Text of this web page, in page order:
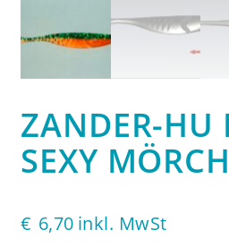
ZANDER-HU
SEXY
€ 6,70 inkl. MwSt